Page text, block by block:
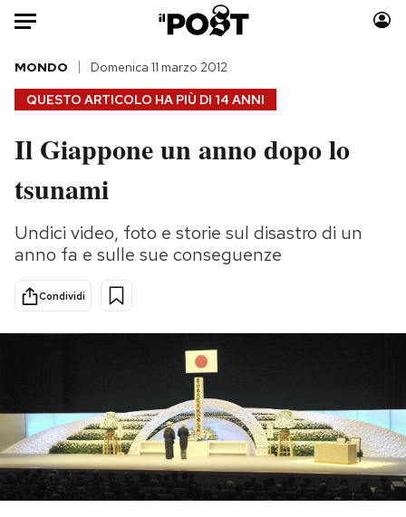
Auto
HOME
Italia
Politica
Tecnologia
Internet
Scienza
Cultura
Economia
Moda
Storie/Idee
Ok Boomer!
Altrecose
PODCAST
NEWSLETTER
QUESTO ARTICOLO HA PIÙ DI 14 ANNI
MONDO Domenica 11 marzo 2012
Il Giappone un anno dopo lo
tsunami
Undici video, foto e storie sul disastro di un
anno fa e sulle sue conseguenze
Condividi